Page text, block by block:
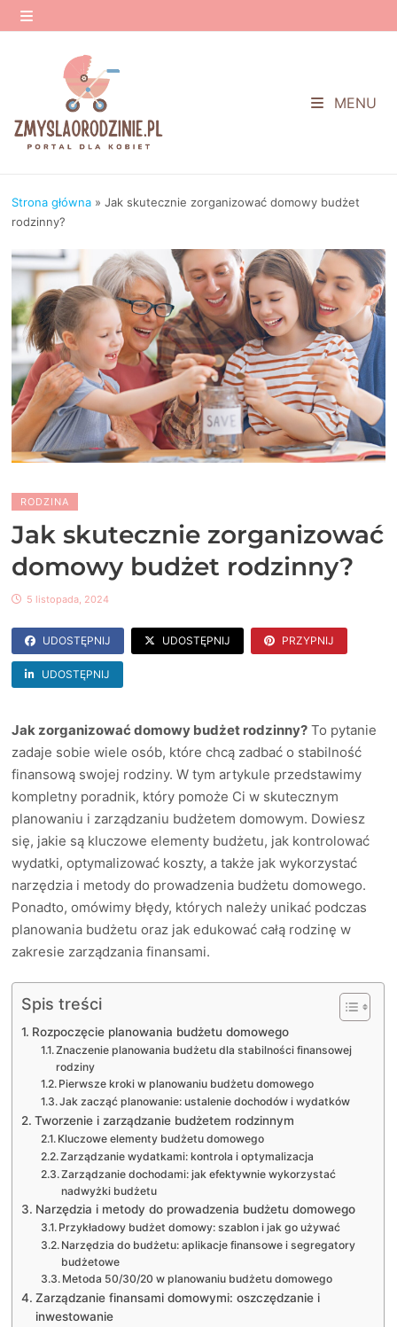
Przejdź
do
MENU
MENU
Strona główna »Jak skutecznie zorganizować domowy budżet
rodzinny?
RODZINA
Jak skutecznie zorganizować
domowy budżet rodzinny?
5 listopada, 2024
UDOSTĘPNIJ UDOSTĘPNIJ PRZYPNIJ
UDOSTĘPNIJ
Jak zorganizować domowy budżet rodzinny? To pytanie
zadaje sobie wiele osób, które chcą zadbać o stabilność
finansową swojej rodziny. W tym artykule przedstawimy
kompletny poradnik, który pomoże Ci w skutecznym
planowaniu i zarządzaniu budżetem domowym. Dowiesz
się, jakie są kluczowe elementy budżetu, jak kontrolować
wydatki, optymalizować koszty, a także jak wykorzystać
narzędzia i metody do prowadzenia budżetu domowego.
Ponadto, omówimy błędy, których należy unikać podczas
planowania budżetu oraz jak edukować całą rodzinę w
zakresie zarządzania finansami.
Spis treści
Rozpoczęcie planowania budżetu domowego
Znaczenie planowania budżetu dla stabilności finansowej
rodziny
Pierwsze kroki w planowaniu budżetu domowego
Jak zacząć planowanie: ustalenie dochodów i wydatków
Tworzenie i zarządzanie budżetem rodzinnym
Kluczowe elementy budżetu domowego
Zarządzanie wydatkami: kontrola i optymalizacja
Zarządzanie dochodami: jak efektywnie wykorzystać
nadwyżki budżetu
Narzędzia i metody do prowadzenia budżetu domowego
Przykładowy budżet domowy: szablon i jak go używać
Narzędzia do budżetu: aplikacje finansowe i segregatory
budżetowe
Metoda 50/30/20 w planowaniu budżetu domowego
Zarządzanie finansami domowymi: oszczędzanie i
inwestowanie